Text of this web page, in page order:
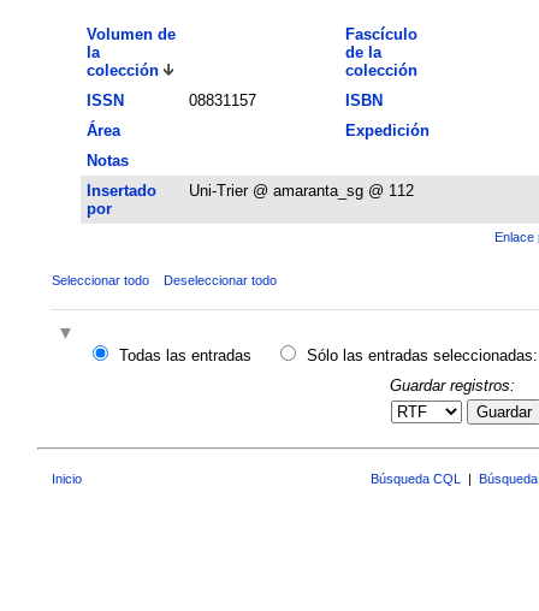
Volumen de
la
colección
Fascículo
de la
colección
ISSN
08831157
ISBN
Área
Expedición
Notas
Insertado
por
Uni-Trier @ amaranta_sg @ 112
Enlace
Seleccionar todo Deseleccionar todo
Todas las entradas
Sólo las entradas seleccionadas:
Guardar registros:
Guardar
Inicio Búsqueda CQL